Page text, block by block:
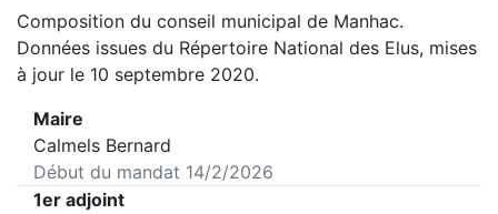
Composition du conseil municipal de Manhac.
Données issues du Répertoire National des Elus, mises
à jour le 10 septembre 2020.
Maire
Calmels Bernard
Début du mandat 14/2/2026
1er adjoint